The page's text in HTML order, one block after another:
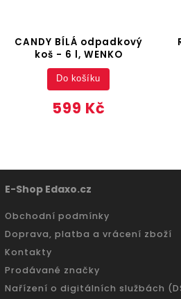
CANDY BÍLÁ odpadkový
koš - 6 l, WENKO
599 Kč
Do košíku
E-Shop Edaxo.cz
Obchodní podmínky
Doprava, platba a vrácení zboží
Kontakty
Prodávané značky
Nařízení o digitálních službách